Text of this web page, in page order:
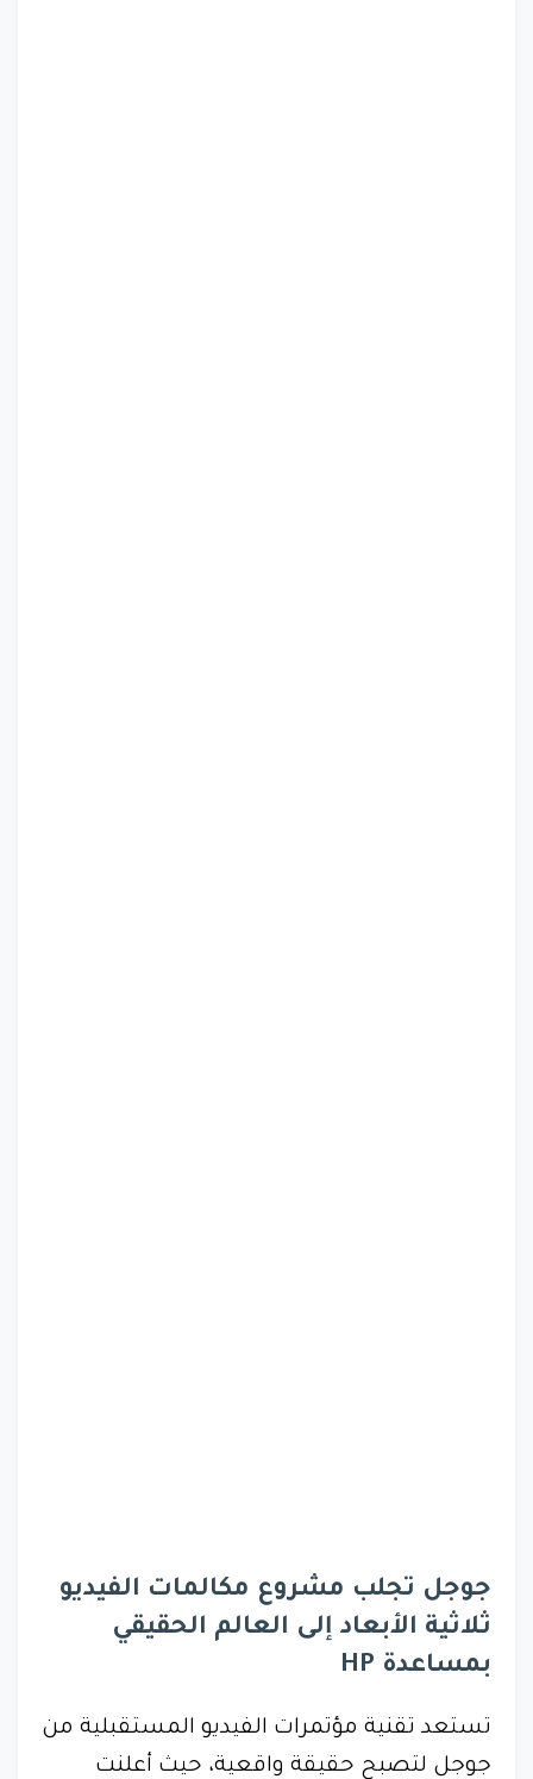
جوجل تجلب مشروع مكالمات الفيديو
ثلاثية الأبعاد إلى العالم الحقيقي
بمساعدة HP
تستعد تقنية مؤتمرات الفيديو المستقبلية من
جوجل لتصبح حقيقة واقعية، حيث أعلنت